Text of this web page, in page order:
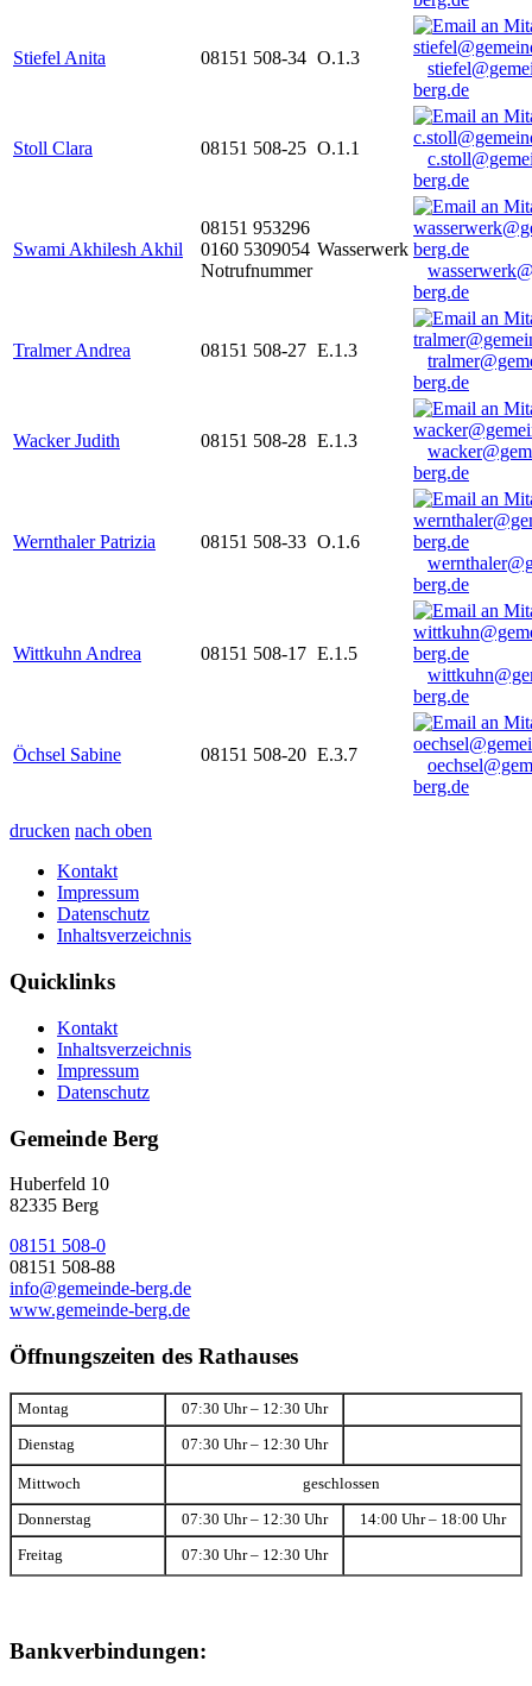
Stiefel Anita 08151 508-34 O.1.3
berg.de
Stoll Clara 08151 508-25 O.1.1
berg.de
Swami Akhilesh Akhil
08151 953296
0160 5309054
Notrufnummer
Wasserwerk
berg.de
Tralmer Andrea 08151 508-27 E.1.3
berg.de
Wacker Judith 08151 508-28 E.1.3
berg.de
Wernthaler Patrizia 08151 508-33 O.1.6
berg.de
Wittkuhn Andrea 08151 508-17 E.1.5
berg.de
Öchsel Sabine 08151 508-20 E.3.7
berg.de
drucken nach oben
Kontakt
Impressum
Datenschutz
Inhaltsverzeichnis
Quicklinks
Kontakt
Inhaltsverzeichnis
Impressum
Datenschutz
Gemeinde Berg
Huberfeld 10
82335 Berg
08151 508-0
08151 508-88
info@gemeinde-berg.de
www.gemeinde-berg.de
Öffnungszeiten des Rathauses
Montag 07:30 Uhr – 12:30 Uhr
Dienstag 07:30 Uhr – 12:30 Uhr
Mittwoch geschlossen
Donnerstag 07:30 Uhr – 12:30 Uhr 14:00 Uhr – 18:00 Uhr
Freitag 07:30 Uhr – 12:30 Uhr
Bankverbindungen: